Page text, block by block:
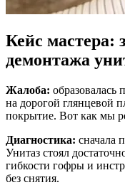
Кейс мастера:
демонтажа
Жалоба: образовалась
на дорогой глянцевой
покрытие. Вот как мы
Диагностика: сначала
Унитаз стоял
гибкости гофры и
без снятия.